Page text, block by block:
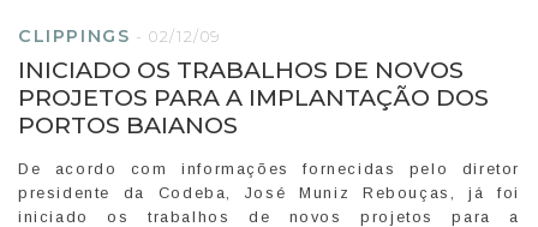
CLIPPINGS -02/12/09
INICIADO OS TRABALHOS DE NOVOS
PROJETOS PARA A IMPLANTAÇÃO DOS
PORTOS BAIANOS
De acordo com informações fornecidas pelo diretor
presidente da Codeba, José Muniz Rebouças, já foi
iniciado os trabalhos de novos projetos para a